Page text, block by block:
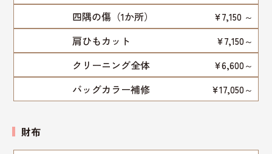
四隅の傷（1か所） ¥7,150 ～
肩ひもカット ¥7,150～
クリーニング全体 ¥6,600～
バッグカラー補修 ¥17,050～
財布